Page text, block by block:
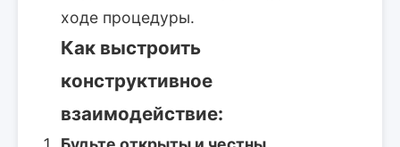
ходе процедуры.
Как выстроить
конструктивное
взаимодействие: